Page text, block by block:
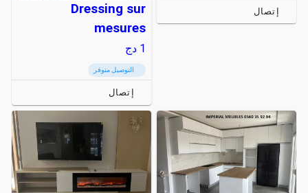
إتصال
Dressing sur
mesures
1 دج
التوصيل متوفر
إتصال